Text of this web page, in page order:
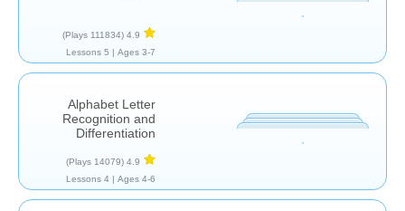
4.9
(111834 Plays)
Ages 3-7 |
5 Lessons
Alphabet Letter
Recognition and
Differentiation
4.9
(14079 Plays)
Ages 4-6 |
4 Lessons